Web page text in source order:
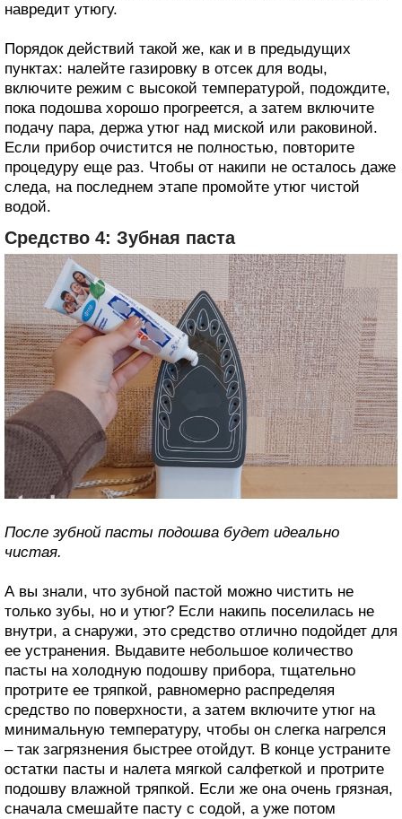
навредит утюгу.
Порядок действий такой же, как и в предыдущих
пунктах: налейте газировку в отсек для воды,
включите режим с высокой температурой, подождите,
пока подошва хорошо прогреется, а затем включите
подачу пара, держа утюг над миской или раковиной.
Если прибор очистится не полностью, повторите
процедуру еще раз. Чтобы от накипи не осталось даже
следа, на последнем этапе промойте утюг чистой
водой.
Средство 4: Зубная паста
После зубной пасты подошва будет идеально
чистая.
А вы знали, что зубной пастой можно чистить не
только зубы, но и утюг? Если накипь поселилась не
внутри, а снаружи, это средство отлично подойдет для
ее устранения. Выдавите небольшое количество
пасты на холодную подошву прибора, тщательно
протрите ее тряпкой, равномерно распределяя
средство по поверхности, а затем включите утюг на
минимальную температуру, чтобы он слегка нагрелся
– так загрязнения быстрее отойдут. В конце устраните
остатки пасты и налета мягкой салфеткой и протрите
подошву влажной тряпкой. Если же она очень грязная,
сначала смешайте пасту с содой, а уже потом